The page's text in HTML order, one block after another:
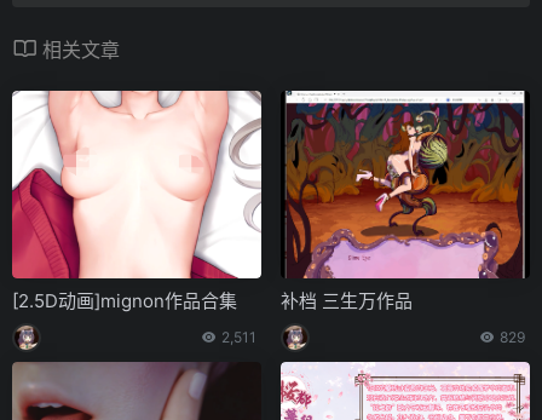
相关文章
[2.5D动画]mignon作品合集
2,511
补档 三生万作品
829